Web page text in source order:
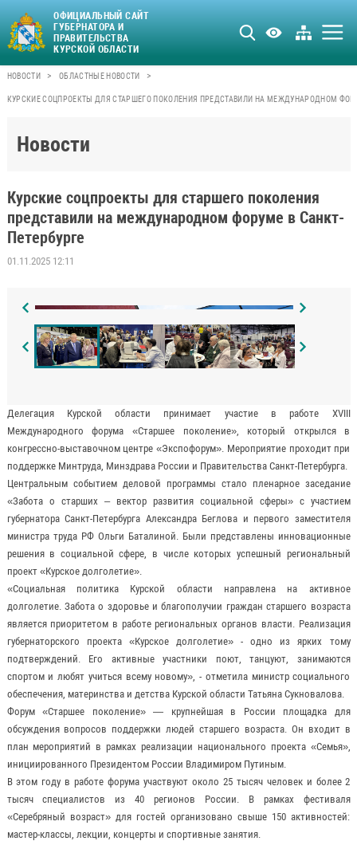
ОФИЦИАЛЬНЫЙ САЙТ
ГУБЕРНАТОРА И
ПРАВИТЕЛЬСТВА
КУРСКОЙ ОБЛАСТИ
НОВОСТИ > ОБЛАСТНЫЕ НОВОСТИ >
КУРСКИЕ СОЦПРОЕКТЫ ДЛЯ СТАРШЕГО ПОКОЛЕНИЯ ПРЕДСТАВИЛИ НА МЕЖДУНАРОДНОМ
Новости
Курские соцпроекты для старшего поколения
представили на международном форуме в Санкт-
Петербурге
01.11.2025 12:11
Делегация Курской области принимает участие в работе ХVIII
Международного форума «Старшее поколение», который открылся в
конгрессно-выставочном центре «Экспофорум». Мероприятие проходит при
поддержке Минтруда, Минздрава России и Правительства Санкт-Петербурга.
Центральным событием деловой программы стало пленарное заседание
«Забота о старших – вектор развития социальной сферы» с участием
губернатора Санкт-Петербурга Александра Беглова и первого заместителя
министра труда РФ Ольги Баталиной. Были представлены инновационные
решения в социальной сфере, в числе которых успешный региональный
проект «Курское долголетие».
«Социальная политика Курской области направлена на активное
долголетие. Забота о здоровье и благополучии граждан старшего возраста
является приоритетом в работе региональных органов власти. Реализация
губернаторского проекта «Курское долголетие» - одно из ярких тому
подтверждений. Его активные участники поют, танцуют, занимаются
спортом и любят учиться всему новому», - отметила министр социального
обеспечения, материнства и детства Курской области Татьяна Сукновалова.
Форум «Старшее поколение» — крупнейшая в России площадка для
обсуждения вопросов поддержки людей старшего возраста. Он входит в
план мероприятий в рамках реализации национального проекта «Семья»,
инициированного Президентом России Владимиром Путиным.
В этом году в работе форума участвуют около 25 тысяч человек и более 2
тысяч специалистов из 40 регионов России. В рамках фестиваля
«Серебряный возраст» для гостей организовано свыше 150 активностей:
мастер-классы, лекции, концерты и спортивные занятия.